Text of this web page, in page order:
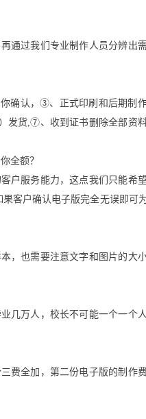
通过我们专业制作人员分辨出需
确认，③、正式印刷和后期制
货,⑦、收到证书删除全部资料
全额？
户服务能力，这点我们只能希
客户确认电子版完全无误即可
，也需要注意文字和图片的大
几万人，校长不可能一个一个
费全加，第二份电子版的制作